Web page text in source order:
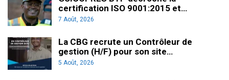
certification ISO 9001:2015 et…
7 Août, 2026
La CBG recrute un Contrôleur de
gestion (H/F) pour son site…
5 Août, 2026